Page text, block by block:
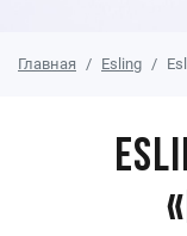
Главная Esling